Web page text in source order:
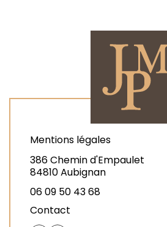
Mentions légales
386 Chemin d'Empaulet
84810 Aubignan
06 09 50 43 68
Contact